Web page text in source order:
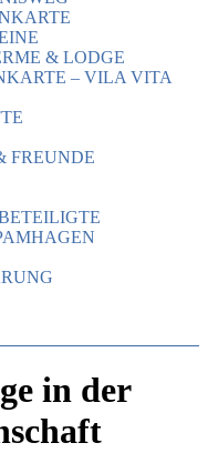
& LODGE
– VILA VITA
FREUNDE
in der